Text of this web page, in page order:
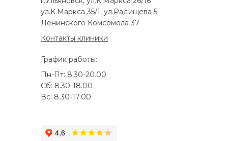
ул.К.Маркса 35/1, ул.Радищева 5
Ленинского Комсомола 37
Контакты клиники
График работы:
Пн-Пт: 8.30-20.00
Сб: 8.30-18.00
Вс: 8.30-17.00